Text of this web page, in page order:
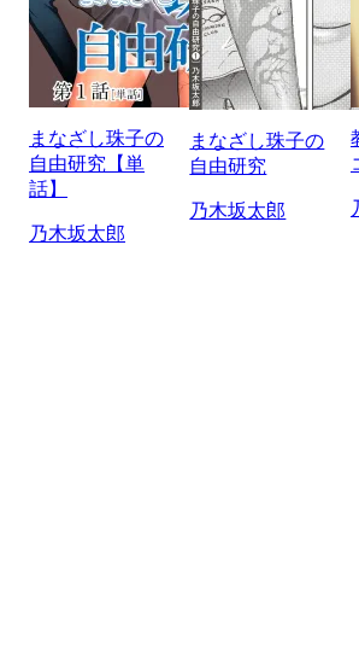
まなざし珠子の
自由研究【単
話】
乃木坂太郎
まなざし珠子の
自由研究
乃木坂太郎